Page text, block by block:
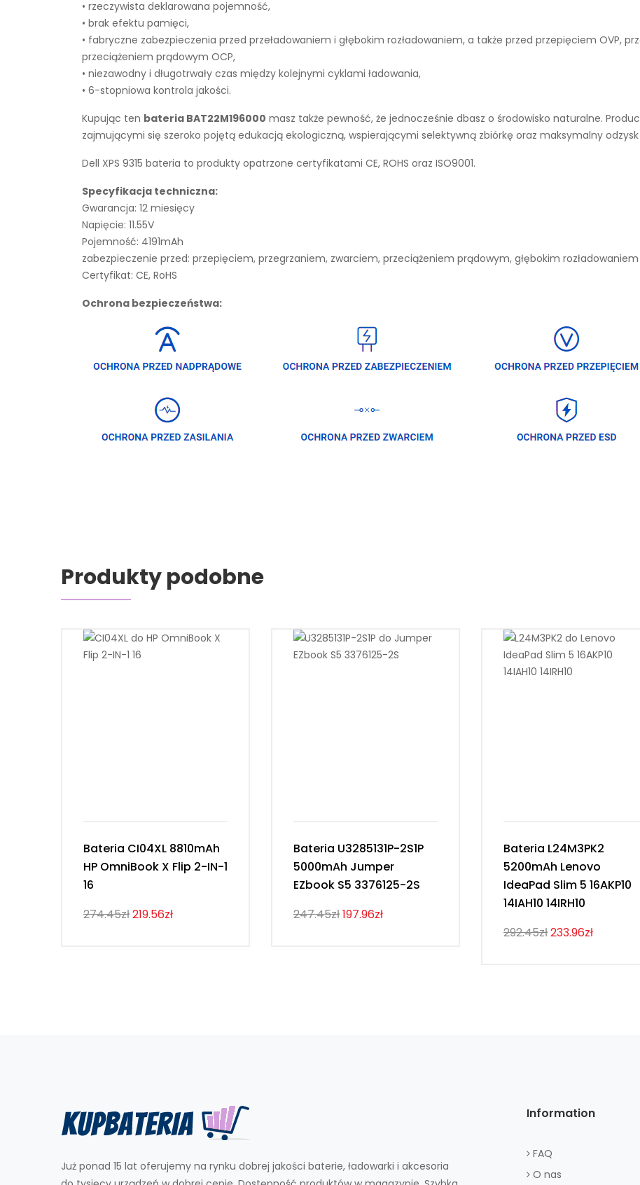
• rzeczywista deklarowana pojemność,
• brak efektu pamięci,
• fabryczne zabezpieczenia przed przeładowaniem i głębokim rozładowaniem, a także przed przepięciem OVP,
przeciążeniem prądowym OCP,
• niezawodny i długotrwały czas między kolejnymi cyklami ładowania,
• 6-stopniowa kontrola jakości.
Kupując ten bateria BAT22M196000 masz także pewność, że jednocześnie dbasz o środowisko naturalne.
zajmującymi się szeroko pojętą edukacją ekologiczną, wspierającymi selektywną zbiórkę oraz maksymalny
Dell XPS 9315 bateria to produkty opatrzone certyfikatami CE, ROHS oraz ISO9001.
Specyfikacja techniczna:
Gwarancja: 12 miesięcy
Napięcie: 11.55V
Pojemność: 4191mAh
zabezpieczenie przed: przepięciem, przegrzaniem, zwarciem, przeciążeniem prądowym, głębokim
Certyfikat: CE, RoHS
Ochrona bezpieczeństwa:
Produkty podobne
Bateria CI04XL 8810mAh
HP OmniBook X Flip 2-IN-1
16
274.45zł219.56zł
Bateria U3285131P-2S1P
5000mAh Jumper
EZbook S5 3376125-2S
247.45zł197.96zł
Bateria L24M3PK2
5200mAh Lenovo
IdeaPad Slim 5 16AKP10
14IAH10 14IRH10
292.45zł233.96zł
Już ponad 15 lat oferujemy na rynku dobrej jakości baterie, ładowarki i akcesoria
Information
FAQ
O nas